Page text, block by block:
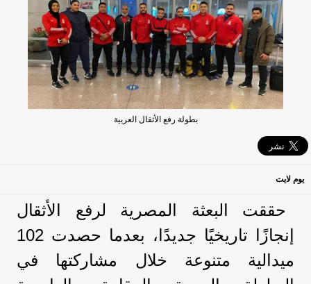
بطولة رفع الأثقال العربية
يوم لايت
حققت البعثة المصرية لرفع الأثقال
إنجازًا تاريخيًا جديدًا، بعدما حصدت 102
ميدالية متنوعة خلال مشاركتها في